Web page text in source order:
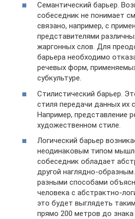
Семантический барьер.
собеседник не понимает
связано, например, с
представителями
жаргонных слов. Для
барьера необходимо
речевых форм,
субкультуре.
Стилистический барьер.
стиля передачи данных их
Например, представление
художественном стиле.
Логический барьер
неодинаковым типом
собеседник обладает
другой наглядно-
разными способами
человека с абстрактно-
это будет выглядеть
прямо 200 метров до